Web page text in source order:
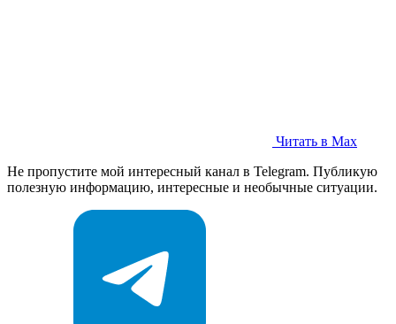
Читать в Max
Не пропустите мой интересный канал в Telegram. Публикую
полезную информацию, интересные и необычные ситуации.